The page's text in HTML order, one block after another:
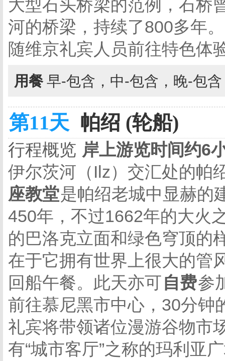
大型石头桥梁的范例，石桥
河的桥梁，持续了800多年
随维京礼宾人员前往特色体
用餐 早-包含，中-包含，晚-包
第11天 帕绍 (轮船)
行程概览 岸上游览时间约6
伊尔茨河（Ilz）交汇处的帕
座教堂是帕绍老城中显赫的
450年，不过1662年的大火
的巴洛克立面和绿色穹顶的
在于它拥有世界上很大的
回船午餐。此天亦可自费参
前往慕尼黑市中心，30分钟
礼宾将带领诸位漫游谷物市
有“城市客厅”之称的玛利亚